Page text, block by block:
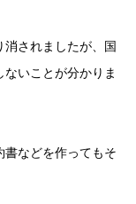
されましたが、国
いことが分かりま
書などを作ってもそ